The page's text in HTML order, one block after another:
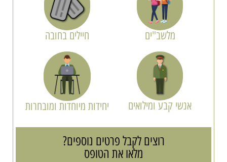
מלשב"ים חיילים בחובה
אנשי קבע ומילואים יחידות מיוחדות ומובחרות
רוצים לקבל פרטים נוספים?
מלאו את הטופס